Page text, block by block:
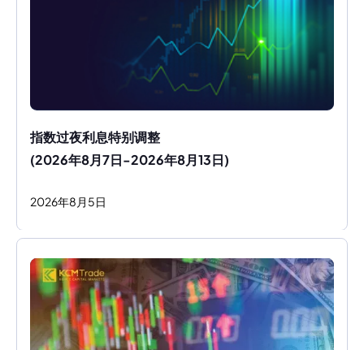
指数过夜利息特别调整
(2026年8月7日-2026年8月13日)
2026年8 月 5日